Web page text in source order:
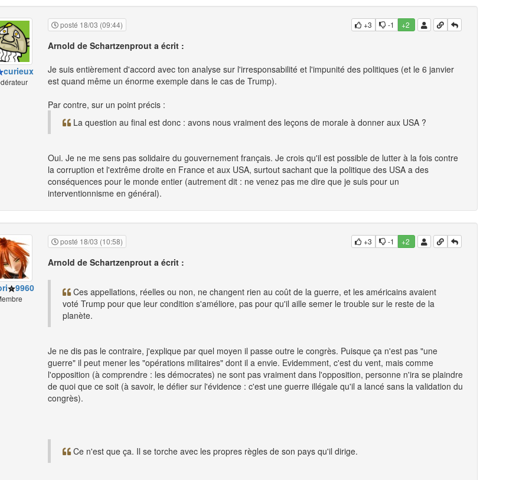
curieux
posté 18/03 (09:44) +3 -1 +2
Arnold de Schartzenprout a écrit :
Je suis entièrement d'accord avec ton analyse sur l'irresponsabilité et l'impunité des politiques (et le 6 janvier
est quand même un énorme exemple dans le cas de Trump).
Par contre, sur un point précis :
La question au final est donc : avons nous vraiment des leçons de morale à donner aux USA ?
Oui. Je ne me sens pas solidaire du gouvernement français. Je crois qu'il est possible de lutter à la fois contre
la corruption et l'extrême droite en France et aux USA, surtout sachant que la politique des USA a des
conséquences pour le monde entier (autrement dit : ne venez pas me dire que je suis pour un
interventionnisme en général).
9960
posté 18/03 (10:58) +3 -1 +2
Arnold de Schartzenprout a écrit :
Ces appellations, réelles ou non, ne changent rien au coût de la guerre, et les américains avaient
voté Trump pour que leur condition s'améliore, pas pour qu'il aille semer le trouble sur le reste de la
planète.
Je ne dis pas le contraire, j'explique par quel moyen il passe outre le congrès. Puisque ça n'est pas "une
guerre" il peut mener les "opérations militaires" dont il a envie. Evidemment, c'est du vent, mais comme
l'opposition (à comprendre : les démocrates) ne sont pas vraiment dans l'opposition, personne n'ira se plaindre
de quoi que ce soit (à savoir, le défier sur l'évidence : c'est une guerre illégale qu'il a lancé sans la validation du
congrès).
Ce n'est que ça. Il se torche avec les propres règles de son pays qu'il dirige.